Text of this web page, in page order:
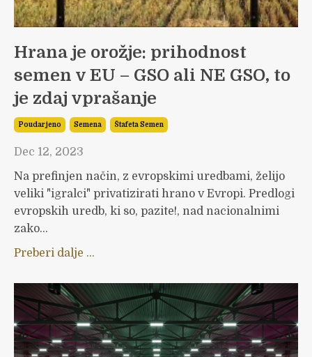
Hrana je orožje: prihodnost
semen v EU – GSO ali NE GSO, to
je zdaj vprašanje
Poudarjeno Semena Štafeta Semen
Dec 12, 2023
Na prefinjen način, z evropskimi uredbami, želijo
veliki "igralci" privatizirati hrano v Evropi. Predlogi
evropskih uredb, ki so, pazite!, nad nacionalnimi
zako...
Preberi dalje ...